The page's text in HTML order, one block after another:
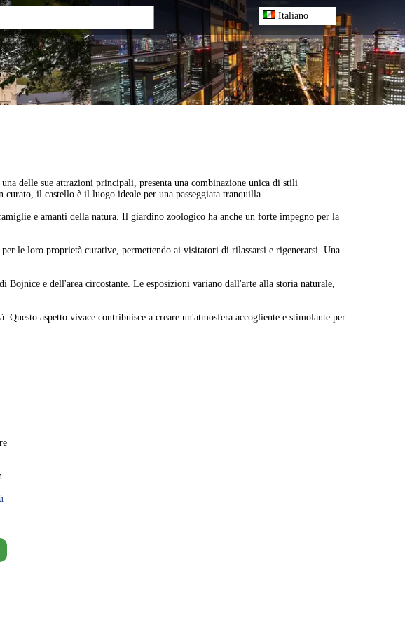
Italiano
delle sue attrazioni principali, presenta una combinazione unica di stili
il castello è il luogo ideale per una passeggiata tranquilla.
e amanti della natura. Il giardino zoologico ha anche un forte impegno per la
le loro proprietà curative, permettendo ai visitatori di rilassarsi e rigenerarsi. Una
Bojnice e dell'area circostante. Le esposizioni variano dall'arte alla storia naturale,
aspetto vivace contribuisce a creare un'atmosfera accogliente e stimolante per